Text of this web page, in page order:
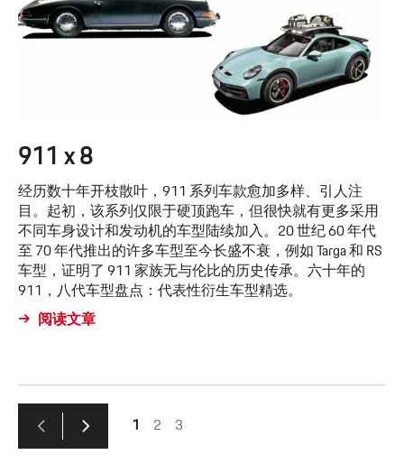
911 x 8
经历数十年开枝散叶，911 系列车款愈加多样、引人注
目。起初，该系列仅限于硬顶跑车，但很快就有更多采用
不同车身设计和发动机的车型陆续加入。20 世纪 60 年代
至 70 年代推出的许多车型至今长盛不衰，例如 Targa 和 RS
车型，证明了 911 家族无与伦比的历史传承。六十年的
911，八代车型盘点：代表性衍生车型精选。
阅读文章
1 2 3